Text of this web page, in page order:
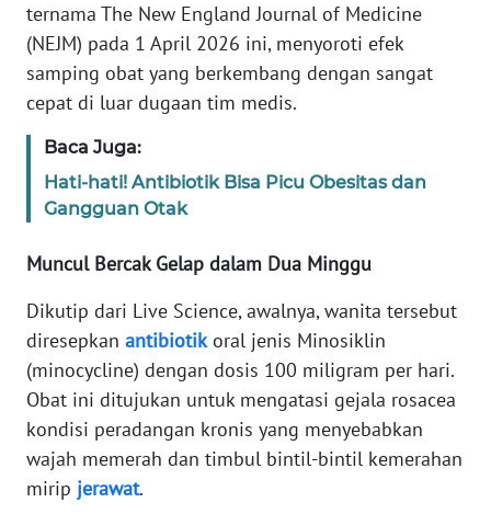
ternama The New England Journal of Medicine
(NEJM) pada 1 April 2026 ini, menyoroti efek
samping obat yang berkembang dengan sangat
cepat di luar dugaan tim medis.
Baca Juga:
Hati-hati! Antibiotik Bisa Picu Obesitas dan
Gangguan Otak
Muncul Bercak Gelap dalam Dua Minggu
Dikutip dari Live Science, awalnya, wanita tersebut
diresepkan antibiotikoral jenis Minosiklin
(minocycline) dengan dosis 100 miligram per hari.
Obat ini ditujukan untuk mengatasi gejala rosacea
kondisi peradangan kronis yang menyebabkan
wajah memerah dan timbul bintil-bintil kemerahan
mirip jerawat.
INFO
IKLAN
TENTANG
KAMI
PEDOMAN
REDAKSI
KARIR
DISCLAIMER
Wahana
News